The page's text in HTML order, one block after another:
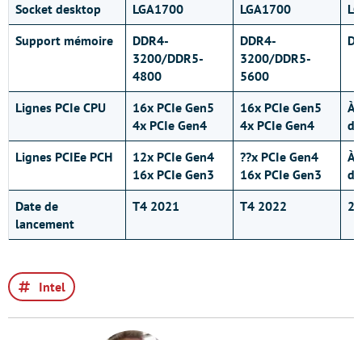
Socket desktop LGA1700 LGA1700
Support mémoire
DDR4-
3200/DDR5-
4800
DDR4-
3200/DDR5-
5600
Lignes PCIe CPU
16x PCIe Gen5
4x PCIe Gen4
16x PCIe Gen5
4x PCIe Gen4
À
Lignes PCIEe PCH
12x PCIe Gen4
16x PCIe Gen3
??x PCIe Gen4
16x PCIe Gen3
À
Date de
lancement
T4 2021 T4 2022
Intel